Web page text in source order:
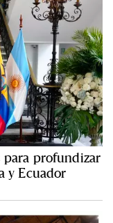
para profundizar
y Ecuador